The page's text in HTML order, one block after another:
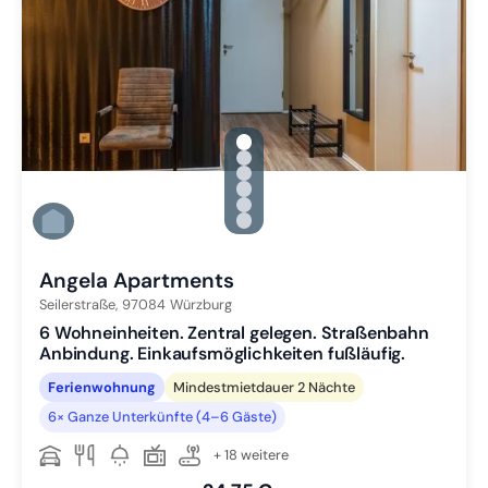
gallery.slide_selector
Zu Slide 1 wechseln
Zu Slide 2 wechseln
Zu Slide 3 wechseln
Zu Slide 4 wechseln
Zu Slide 5 wechseln
Zu Slide 6 wechseln
Angela Apartments
Seilerstraße, 97084 Würzburg
6 Wohneinheiten. Zentral gelegen. Straßenbahn
Anbindung. Einkaufsmöglichkeiten fußläufig.
Ferienwohnung
Mindestmietdauer 2 Nächte
6× Ganze Unterkünfte (4–6 Gäste)
+ 18 weitere